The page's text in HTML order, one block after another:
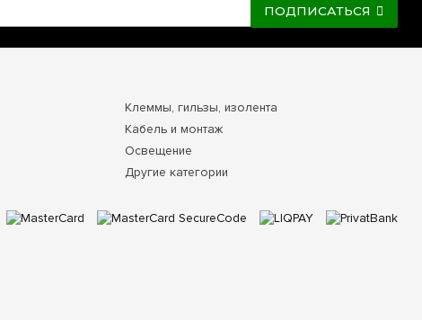
ПОДПИСАТЬСЯ
Клеммы, гильзы, изолента
Кабель и монтаж
Освещение
Другие категории